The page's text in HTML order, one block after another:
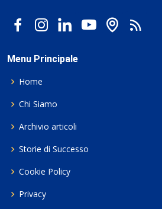
Menu Principale
Home
Chi Siamo
Archivio articoli
Storie di Successo
Cookie Policy
Privacy